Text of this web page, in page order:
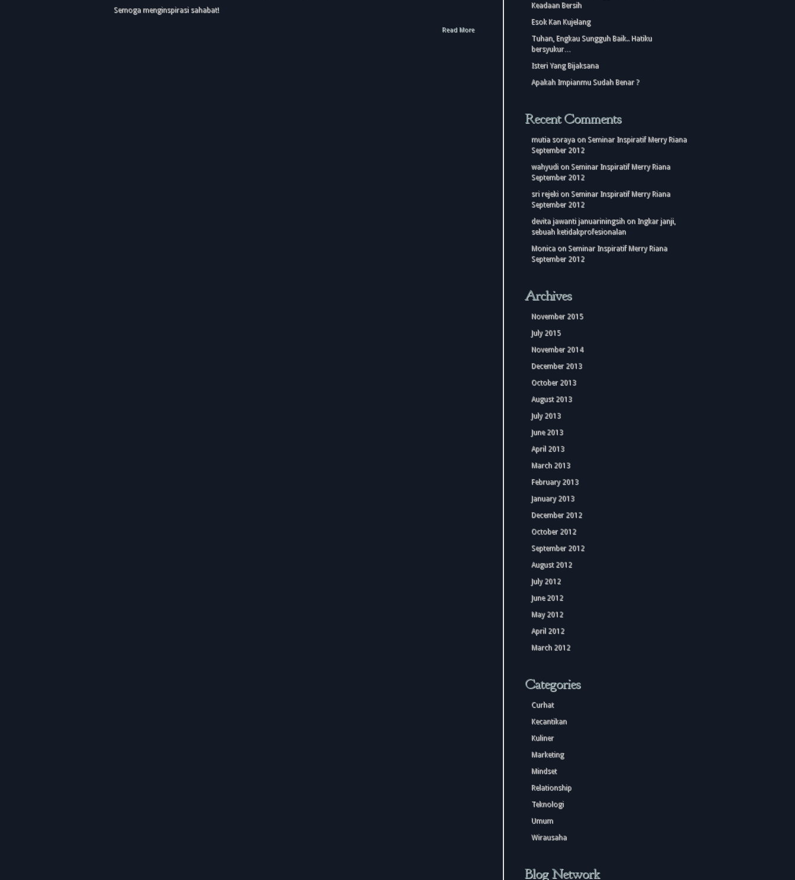
Semoga menginspirasi sahabat!
Read More
Keadaan Bersih
Esok Kan Kujelang
Tuhan, Engkau Sungguh Baik.. Hatiku
bersyukur…
Isteri Yang Bijaksana
Apakah Impianmu Sudah Benar ?
Recent Comments
mutia soraya on Seminar Inspiratif Merry Riana
September 2012
wahyudi on Seminar Inspiratif Merry Riana
September 2012
sri rejeki on Seminar Inspiratif Merry Riana
September 2012
devita jawanti januariningsih on Ingkar janji,
sebuah ketidakprofesionalan
Monica on Seminar Inspiratif Merry Riana
September 2012
Archives
November 2015
July 2015
November 2014
December 2013
October 2013
August 2013
July 2013
June 2013
April 2013
March 2013
February 2013
January 2013
December 2012
October 2012
September 2012
August 2012
July 2012
June 2012
May 2012
April 2012
March 2012
Categories
Curhat
Kecantikan
Kuliner
Marketing
Mindset
Relationship
Teknologi
Umum
Wirausaha
Blog Network